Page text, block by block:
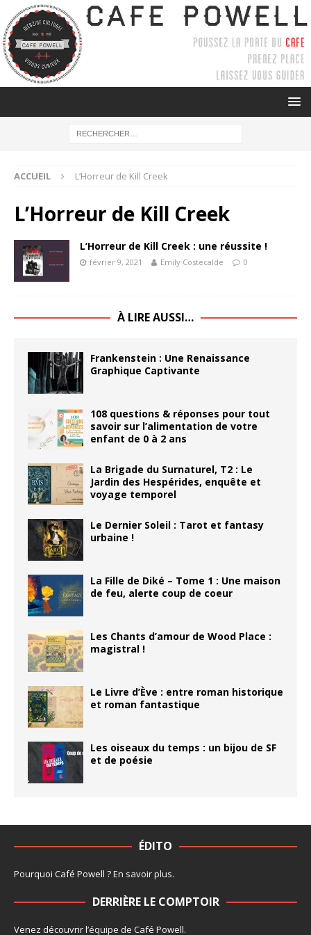
ACCUEIL L’Horreur de Kill Creek
L’Horreur de Kill Creek
L’Horreur de Kill Creek : une réussite !
février 9, 2021 Emily Costecalde 0
À LIRE AUSSI…
Frankenstein : Une Renaissance
Graphique Captivante
108 questions & réponses pour tout
savoir sur l’alimentation de votre
enfant de 0 à 2 ans
La Brigade du Surnaturel, T2 : Le
Jardin des Hespérides, enquête et
voyage temporel
Le Dernier Soleil : Tarot et fantasy
urbaine !
La Fille de Diké – Tome 1 : Une maison
de feu, alerte coup de coeur
Les Chants d’amour de Wood Place :
magistral !
Le Livre d’Ève : entre roman historique
et roman fantastique
Les oiseaux du temps : un bijou de SF
et de poésie
ÉDITO
Pourquoi Café Powell ?En savoir plus.
DERRIÈRE LE COMPTOIR
Venez découvrir l’équipe de Café Powell.